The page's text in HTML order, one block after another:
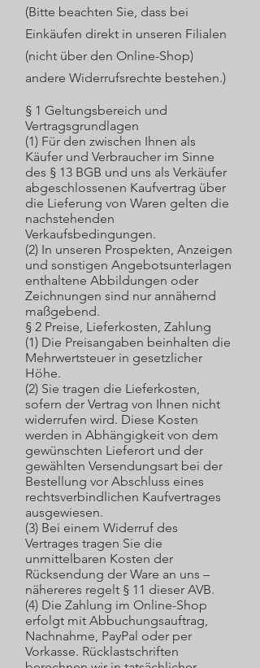
(Bitte beachten Sie, dass bei
Einkäufen direkt in unseren Filialen
(nicht über den Online-Shop)
andere Widerrufsrechte bestehen.)
§ 1 Geltungsbereich und
Vertragsgrundlagen
(1) Für den zwischen Ihnen als
Käufer und Verbraucher im Sinne
des § 13 BGB und uns als Verkäufer
abgeschlossenen Kaufvertrag über
die Lieferung von Waren gelten die
nachstehenden
Verkaufsbedingungen.
(2) In unseren Prospekten, Anzeigen
und sonstigen Angebotsunterlagen
enthaltene Abbildungen oder
Zeichnungen sind nur annähernd
maßgebend.
§ 2 Preise, Lieferkosten, Zahlung
(1) Die Preisangaben beinhalten die
Mehrwertsteuer in gesetzlicher
Höhe.
(2) Sie tragen die Lieferkosten,
sofern der Vertrag von Ihnen nicht
widerrufen wird. Diese Kosten
werden in Abhängigkeit von dem
gewünschten Lieferort und der
gewählten Versendungsart bei der
Bestellung vor Abschluss eines
rechtsverbindlichen Kaufvertrages
ausgewiesen.
(3) Bei einem Widerruf des
Vertrages tragen Sie die
unmittelbaren Kosten der
Rücksendung der Ware an uns –
nähereres regelt § 11 dieser AVB.
(4) Die Zahlung im Online-Shop
erfolgt mit Abbuchungsauftrag,
Nachnahme, PayPal oder per
Vorkasse. Rücklastschriften